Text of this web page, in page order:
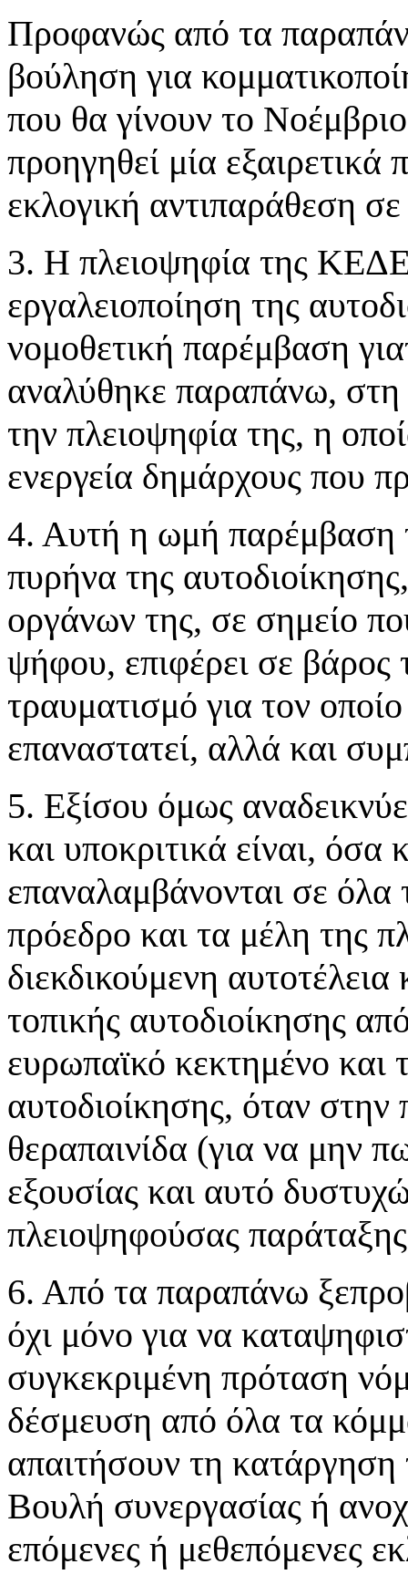
Προφανώς από τα
βούληση για
που θα γίνουν το
προηγηθεί μία
εκλογική αντιπαράθεση σε
3. Η πλειοψηφία της
εργαλειοποίηση της
νομοθετική παρέμβαση
αναλύθηκε παραπάνω, στη
την πλειοψηφία της, η
ενεργεία δημάρχους που
4. Αυτή η ωμή παρέμβαση
πυρήνα της
οργάνων της, σε σημείο
ψήφου, επιφέρει σε βάρος
τραυματισμό για τον
επαναστατεί, αλλά και
5. Εξίσου όμως
και υποκριτικά είναι,
επαναλαμβάνονται σε
πρόεδρο και τα μέλη της
διεκδικούμενη
τοπικής αυτοδιοίκησης
ευρωπαϊκό κεκτημένο και
αυτοδιοίκησης, όταν στην
θεραπαινίδα (για να μην
εξουσίας και αυτό
πλειοψηφούσας
6. Από τα παραπάνω
όχι μόνο για να
συγκεκριμένη πρόταση
δέσμευση από όλα τα
απαιτήσουν τη
Βουλή συνεργασίας ή
επόμενες ή μεθεπόμενες